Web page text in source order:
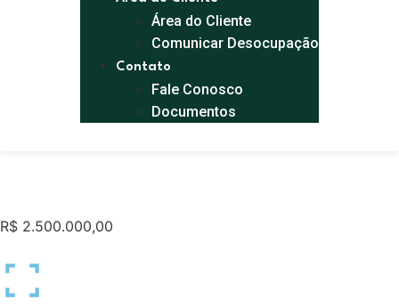
Área do Cliente
Comunicar Desocupação
Contato
Fale Conosco
Documentos
R$ 2.500.000,00